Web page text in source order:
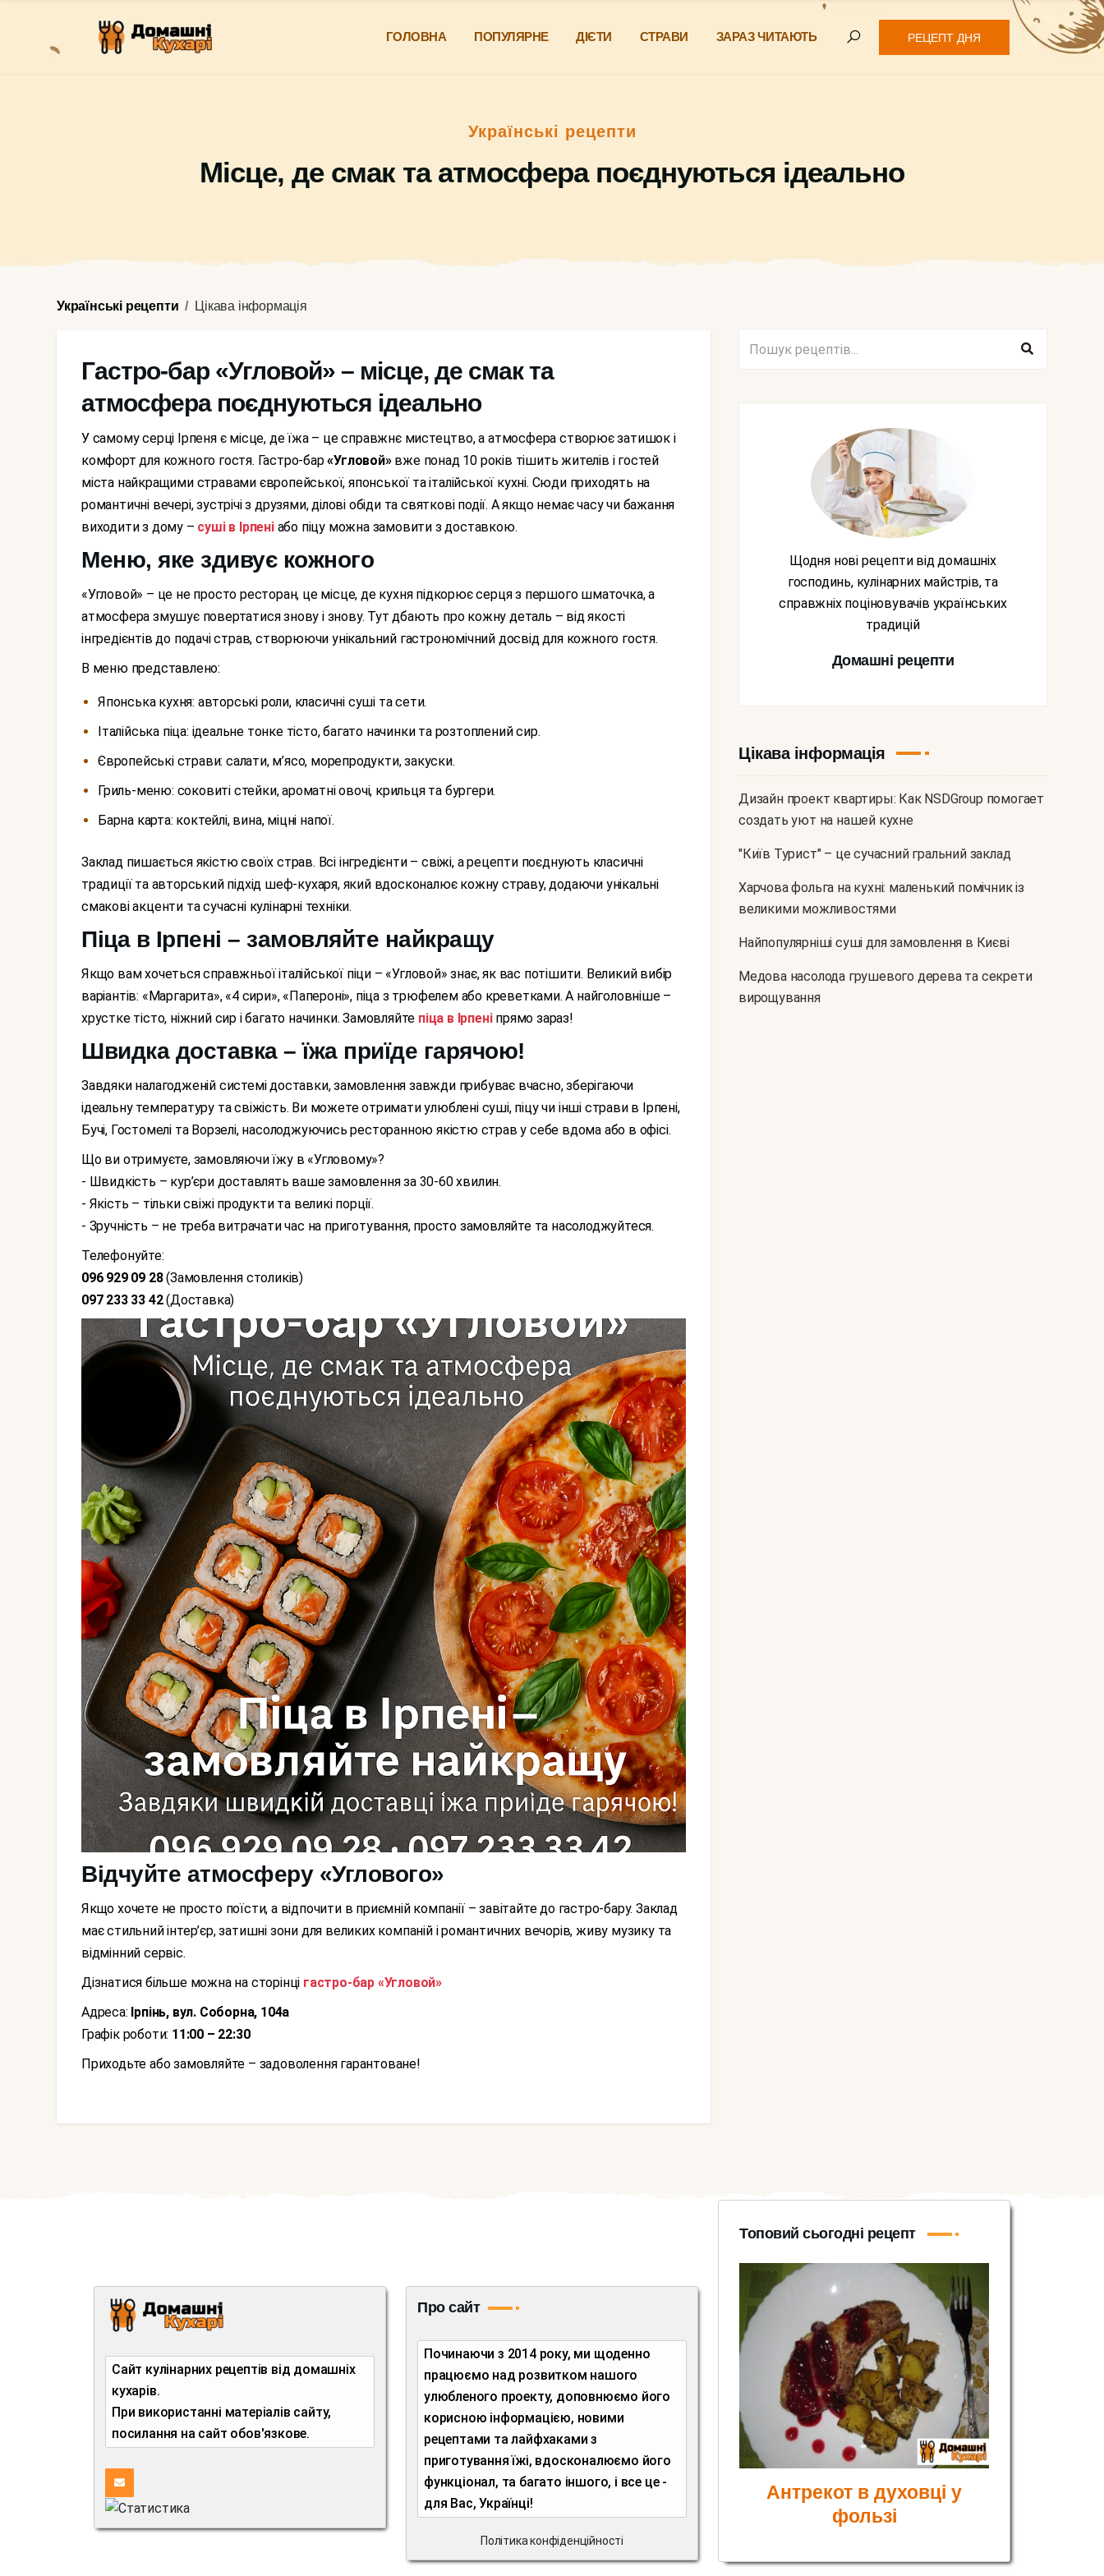
ГОЛОВНА ПОПУЛЯРНЕ ДІЄТИ СТРАВИ ЗАРАЗ ЧИТАЮТЬ РЕЦЕПТ ДНЯ
Українські рецепти
Місце, де смак та атмосфера поєднуються ідеально
Українські рецепти Цікава інформація
Гастро-бар «Угловой» – місце, де смак та
атмосфера поєднуються ідеально
У самому серці Ірпеня є місце, де їжа – це справжнє мистецтво, а атмосфера створює затишок і
комфорт для кожного гостя. Гастро-бар«Угловой»вже понад 10 років тішить жителів і гостей
міста найкращими стравами європейської, японської та італійської кухні. Сюди приходять на
романтичні вечері, зустрічі з друзями, ділові обіди та святкові події. А якщо немає часу чи бажання
виходити з дому – суші в Ірпеніабо піцу можна замовити з доставкою.
Меню, яке здивує кожного
«Угловой» – це не просто ресторан, це місце, де кухня підкорює серця з першого шматочка, а
атмосфера змушує повертатися знову і знову. Тут дбають про кожну деталь – від якості
інгредієнтів до подачі страв, створюючи унікальний гастрономічний досвід для кожного гостя.
В меню представлено:
Японська кухня: авторські роли, класичні суші та сети.
Італійська піца: ідеальне тонке тісто, багато начинки та розтоплений сир.
Європейські страви: салати, м’ясо, морепродукти, закуски.
Гриль-меню: соковиті стейки, ароматні овочі, крильця та бургери.
Барна карта: коктейлі, вина, міцні напої.
Заклад пишається якістю своїх страв. Всі інгредієнти – свіжі, а рецепти поєднують класичні
традиції та авторський підхід шеф-кухаря, який вдосконалює кожну страву, додаючи унікальні
смакові акценти та сучасні кулінарні техніки.
Піца в Ірпені – замовляйте найкращу
Якщо вам хочеться справжньої італійської піци – «Угловой» знає, як вас потішити. Великий вибір
варіантів: «Маргарита», «4 сири», «Папероні», піца з трюфелем або креветками. А найголовніше –
хрустке тісто, ніжний сир і багато начинки. Замовляйте піца в Ірпеніпрямо зараз!
Швидка доставка – їжа приїде гарячою!
Завдяки налагодженій системі доставки, замовлення завжди прибуває вчасно, зберігаючи
ідеальну температуру та свіжість. Ви можете отримати улюблені суші, піцу чи інші страви в Ірпені,
Бучі, Гостомелі та Ворзелі, насолоджуючись ресторанною якістю страв у себе вдома або в офісі.
Що ви отримуєте, замовляючи їжу в «Угловому»?
- Швидкість – кур’єри доставлять ваше замовлення за 30-60 хвилин.
- Якість – тільки свіжі продукти та великі порції.
- Зручність – не треба витрачати час на приготування, просто замовляйте та насолоджуйтеся.
Телефонуйте:
096 929 09 28(Замовлення столиків)
097 233 33 42(Доставка)
Відчуйте атмосферу «Углового»
Якщо хочете не просто поїсти, а відпочити в приємній компанії – завітайте до гастро-бару. Заклад
має стильний інтер’єр, затишні зони для великих компаній і романтичних вечорів, живу музику та
відмінний сервіс.
Дізнатися більше можна на сторінці гастро-бар «Угловой»
Адреса: Ірпінь, вул. Соборна, 104а
Графік роботи: 11:00 – 22:30
Приходьте або замовляйте – задоволення гарантоване!
Щодня нові рецепти від домашніх
господинь, кулінарних майстрів, та
справжніх поціновувачів українських
традицій
Домашні рецепти
Цікава інформація
Дизайн проект квартиры: Как NSDGroup помогает
создать уют на нашей кухне
"Київ Турист" – це сучасний гральний заклад
Харчова фольга на кухні: маленький помічник із
великими можливостями
Найпопулярніші суші для замовлення в Києві
Медова насолода грушевого дерева та секрети
вирощування
Сайт кулінарних рецептів від домашніх
кухарів.
При використанні матеріалів сайту,
посилання на сайт обов'язкове.
Про сайт
Починаючи з 2014 року, ми щоденно
працюємо над розвитком нашого
улюбленого проекту, доповнюємо його
корисною інформацією, новими
рецептами та лайфхаками з
приготування їжі, вдосконалюємо його
функціонал, та багато іншого, і все це -
для Вас, Українці!
Політика конфіденційності
Топовий сьогодні рецепт
Антрекот в духовці у
фользі